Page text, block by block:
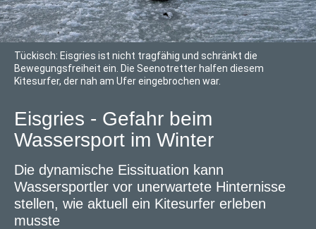
Tückisch: Eisgries ist nicht tragfähig und schränkt die
Bewegungsfreiheit ein. Die Seenotretter halfen diesem
Kitesurfer, der nah am Ufer eingebrochen war.
Eisgries - Gefahr beim
Wassersport im Winter
Die dynamische Eissituation kann
Wassersportler vor unerwartete Hinternisse
stellen, wie aktuell ein Kitesurfer erleben
musste